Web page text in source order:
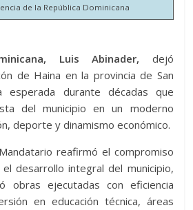
de la República Dominicana
Luis Abinader, dejó
de Haina en la provincia de San
esperada durante décadas que
del municipio en un moderno
deporte y dinamismo económico.
reafirmó el compromiso
desarrollo integral del municipio,
obras ejecutadas con eficiencia
en educación técnica, áreas